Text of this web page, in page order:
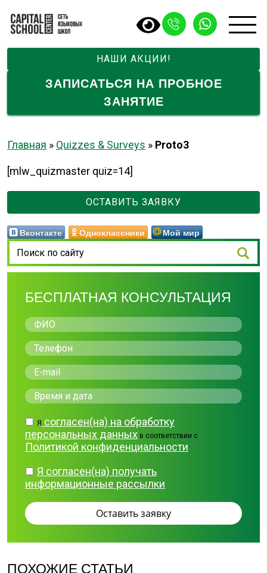
НАШИ АКЦИИ!
ЗАПИСАТЬСЯ НА ПРОБНОЕ
ЗАНЯТИЕ
Главная » Quizzes & Surveys » Proto3
[mlw_quizmaster quiz=14]
ОСТАВИТЬ ЗАЯВКУ
Вконтакте Одноклассники Мой мир
БЕСПЛАТНАЯ КОНСУЛЬТАЦИЯ
Я согласен(на) на обработку
персональных данных в соответствии с
Политикой конфиденциальности
Я согласен(на) получать
информационные рассылки
ПОХОЖИЕ СТАТЬИ